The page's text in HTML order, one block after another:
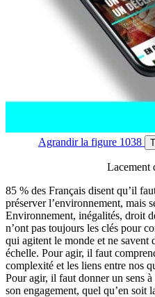
Agrandirla figure 1038
Lacement
85 % des Français disent qu’il
préserver l’environnement, mais
Environnement, inégalités, droit
n’ont pas toujours les clés pour
qui agitent le monde et ne savent
échelle. Pour agir, il faut
complexité et les liens entre nos
Pour agir, il faut donner un sens
son engagement, quel qu’en soit